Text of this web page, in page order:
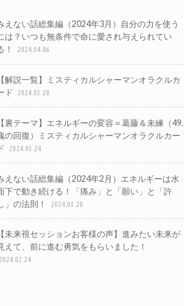
えない話総集編（2024年3月）自分の力を使う
は？いつも無条件で命に愛され与えられてい
！
2024.04.06
解説一覧】ミスティカルシャーマンオラクルカ
ド
2024.03.28
裏テーマ】エネルギーの変容＝葛藤＆未練（49.
の回復）ミスティカルシャーマンオラクルカー
2024.03.24
えない話総集編（2024年2月）エネルギーは水
下で動き続ける！「痛み」と「願い」と「許
」の法則！
2024.03.20
未来視セッションお客様の声】進みたい未来が
えて、前に進む勇気をもらいました！